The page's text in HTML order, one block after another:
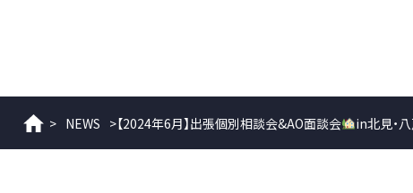
ホーム
> NEWS >【2024年6月】出張個別相談会&AO面談会 in北見・八